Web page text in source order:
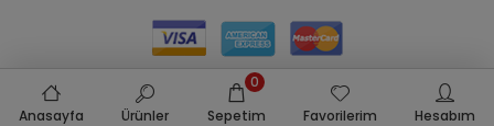
Anasayfa Ürünler Sepetim
0
Favorilerim
Hesabım